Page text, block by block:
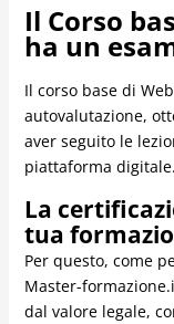
Il Corso
ha un
Il corso base di
autovalutazione,
aver seguito le
piattaforma digitale.
La
tua
Per questo, come
Master-
dal valore legale,